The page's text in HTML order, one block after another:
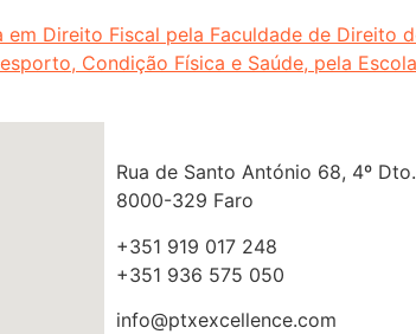
Rua de Santo António 68, 4º Dto.
8000-329 Faro
+351 919 017 248
+351 936 575 050
info@ptxexcellence.com